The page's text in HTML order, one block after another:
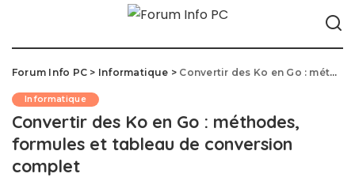
Forum Info PC > Informatique > Convertir des Ko en Go : méthodes, formules et tableau de conversion complet
Informatique
Convertir des Ko en Go : méthodes,
formules et tableau de conversion
complet